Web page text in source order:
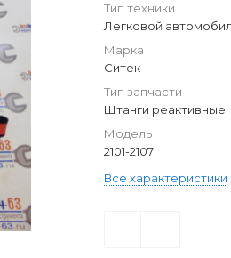
Тип техники
Легковой
Марка
Ситек
Тип запчасти
Штанги реактивные
Модель
2101-2107
Все характеристики